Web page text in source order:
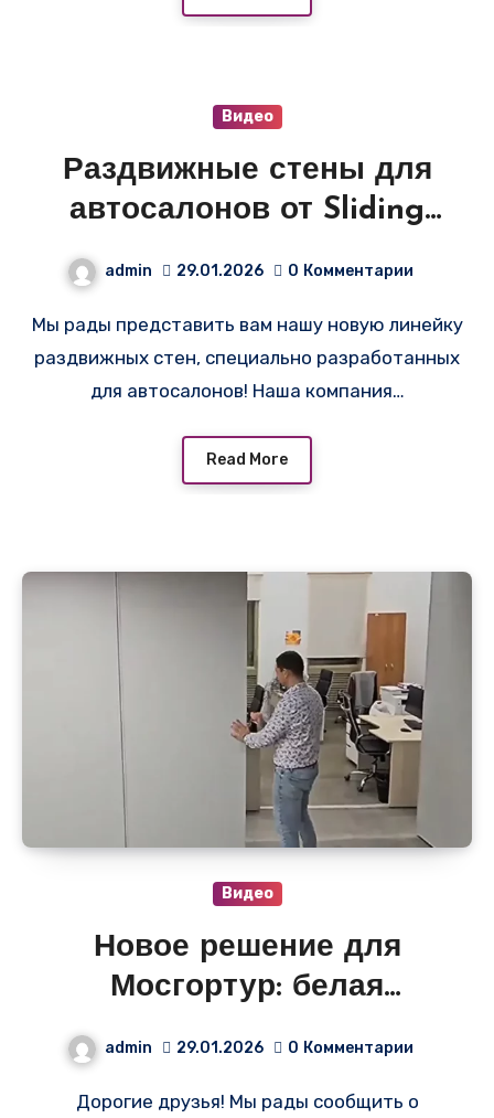
Видео
Раздвижные стены для
автосалонов от Sliding
admin 29.01.2026 0 Комментарии
Мы рады представить вам нашу новую линейку
раздвижных стен, специально разработанных
для автосалонов! Наша компания…
Read More
Видео
Новое решение для
Мосгортур: белая
admin 29.01.2026 0 Комментарии
Дорогие друзья! Мы рады сообщить о